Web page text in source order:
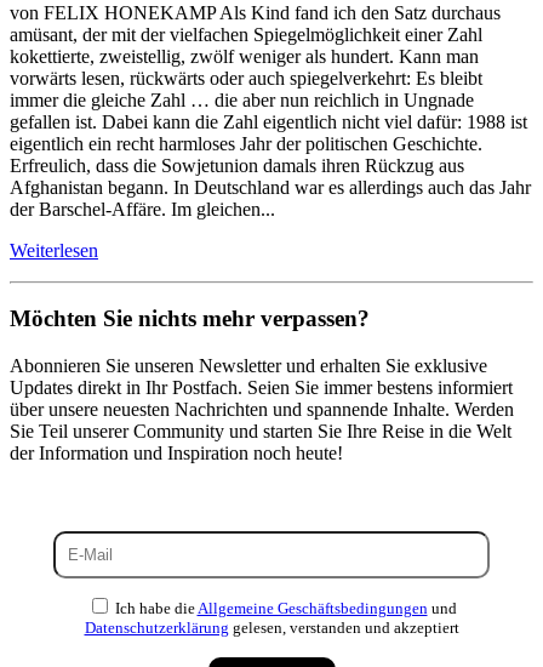
von FELIX HONEKAMP Als Kind fand ich den Satz durchaus
amüsant, der mit der vielfachen Spiegelmöglichkeit einer Zahl
kokettierte, zweistellig, zwölf weniger als hundert. Kann man
vorwärts lesen, rückwärts oder auch spiegelverkehrt: Es bleibt
immer die gleiche Zahl … die aber nun reichlich in Ungnade
gefallen ist. Dabei kann die Zahl eigentlich nicht viel dafür: 1988 ist
eigentlich ein recht harmloses Jahr der politischen Geschichte.
Erfreulich, dass die Sowjetunion damals ihren Rückzug aus
Afghanistan begann. In Deutschland war es allerdings auch das Jahr
der Barschel-Affäre. Im gleichen...
Weiterlesen
Möchten Sie nichts mehr verpassen?
Abonnieren Sie unseren Newsletter und erhalten Sie exklusive
Updates direkt in Ihr Postfach. Seien Sie immer bestens informiert
über unsere neuesten Nachrichten und spannende Inhalte. Werden
Sie Teil unserer Community und starten Sie Ihre Reise in die Welt
der Information und Inspiration noch heute!
Ich habe die Allgemeine Geschäftsbedingungen und
Datenschutzerklärung gelesen, verstanden und akzeptiert